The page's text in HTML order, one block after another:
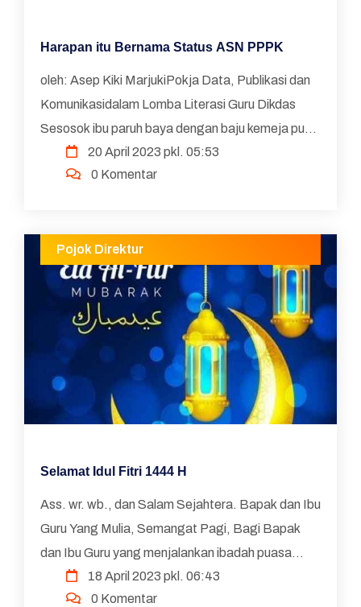
Harapan itu Bernama Status ASN PPPK
oleh: Asep Kiki MarjukiPokja Data, Publikasi dan
Komunikasidalam Lomba Literasi Guru Dikdas
Sesosok ibu paruh baya dengan baju kemeja putih
bawahan rok hitam itu sudah duduk di depan ruang
ujian deng...
20 April 2023 pkl. 05:53
0 Komentar
Pojok Direktur
Selamat Idul Fitri 1444 H
Ass. wr. wb., dan Salam Sejahtera. Bapak dan Ibu
Guru Yang Mulia, Semangat Pagi, Bagi Bapak
dan Ibu Guru yang menjalankan ibadah puasa
Ramadhan, minggu ini kita sudah berada pada
hitungan 10 hari ter...
18 April 2023 pkl. 06:43
0 Komentar